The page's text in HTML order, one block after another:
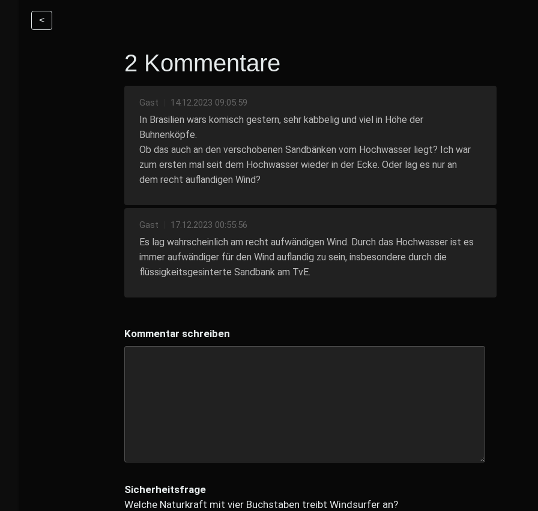
<
2 Kommentare
Gast 14.12.2023 09:05:59
In Brasilien wars komisch gestern, sehr kabbelig und viel in Höhe der
Buhnenköpfe.
Ob das auch an den verschobenen Sandbänken vom Hochwasser liegt? Ich war
zum ersten mal seit dem Hochwasser wieder in der Ecke. Oder lag es nur an
dem recht auflandigen Wind?
Gast 17.12.2023 00:55:56
Es lag wahrscheinlich am recht aufwändigen Wind. Durch das Hochwasser ist es
immer aufwändiger für den Wind auflandig zu sein, insbesondere durch die
flüssigkeitsgesinterte Sandbank am TvE.
Kommentar schreiben
Sicherheitsfrage
Welche Naturkraft mit vier Buchstaben treibt Windsurfer an?